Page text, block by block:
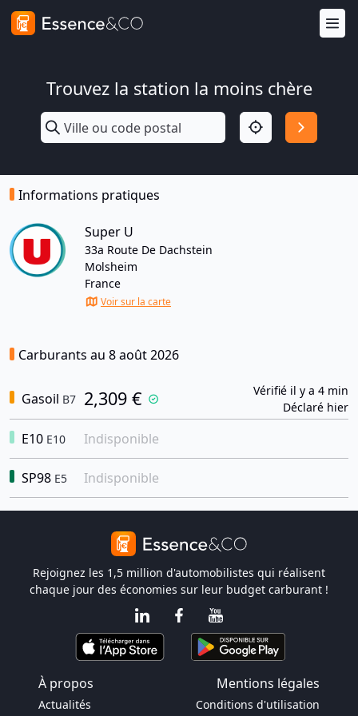
Trouvez la station la moins chère
Informations pratiques
Super U
33a Route De Dachstein
Molsheim
France
Voir sur la carte
Carburants au 8 août 2026
Gasoil B7 2,309 €
Vérifié il y a 4 min
Déclaré hier
E10 E10 Indisponible
SP98 E5 Indisponible
Rejoignez les 1,5 million d'automobilistes qui réalisent
chaque jour des économies sur leur budget carburant !
À propos Mentions légales
Actualités
Conditions d'utilisation